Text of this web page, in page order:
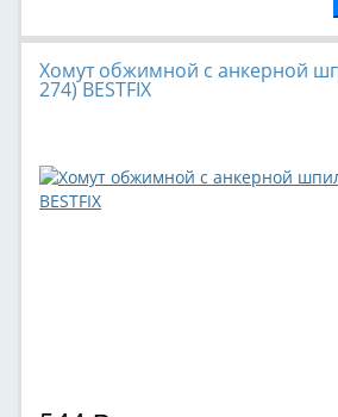
Хомут обжимной с анкерной
274) BESTFIX